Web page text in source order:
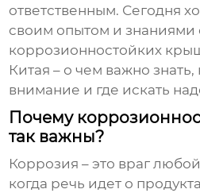
ответственным. Сегодня
своим опытом и знаниями
коррозионностойких
Китая – о чем важно
внимание и где искать
Почему
так важны?
Коррозия – это враг
когда речь идет о